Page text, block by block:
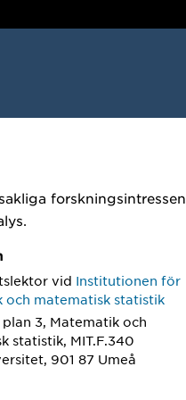
forskningsintressen
vid Institutionen för
och matematisk statistik
plan 3, Matematik och
statistik, MIT.F.340
901 87 Umeå